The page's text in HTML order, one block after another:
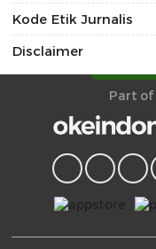
Kode Etik Jurnalis
Disclaimer
Part of